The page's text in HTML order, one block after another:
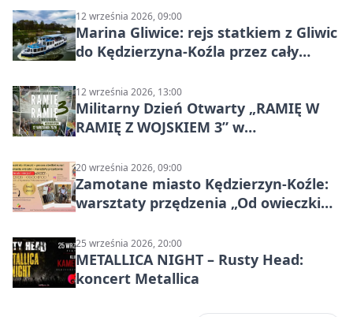
12 września 2026, 09:00
Marina Gliwice: rejs statkiem z Gliwic
do Kędzierzyna-Koźla przez cały
12 września 2026, 13:00
Militarny Dzień Otwarty „RAMIĘ W
RAMIĘ Z WOJSKIEM 3” w
20 września 2026, 09:00
Zamotane miasto Kędzierzyn-Koźle:
warsztaty przędzenia „Od owieczki
25 września 2026, 20:00
METALLICA NIGHT – Rusty Head:
koncert Metallica